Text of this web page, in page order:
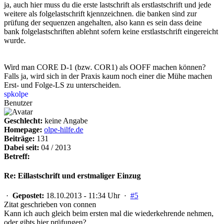
ja, auch hier muss du die erste lastschrift als erstlastschrift und jede
weitere als folgelastschrift kjennzeichnen. die banken sind zur
prüfung der sequenzen angehalten, also kann es sein dass deine
bank folgelastschriften ablehnt sofern keine erstlastschrift eingereicht
wurde.
Wird man CORE D-1 (bzw. COR1) als OOFF machen können?
Falls ja, wird sich in der Praxis kaum noch einer die Mühe machen
Erst- und Folge-LS zu unterscheiden.
spkolpe
Benutzer
Geschlecht: keine Angabe
Homepage: olpe-hilfe.de
Beiträge: 131
Dabei seit: 04 / 2013
Betreff:
Re: Eillastschrift und erstmaliger Einzug
· Gepostet: 18.10.2013 - 11:34 Uhr · #5
Zitat geschrieben von connen
Kann ich auch gleich beim ersten mal die wiederkehrende nehmen,
oder gibts hier prüfungen?